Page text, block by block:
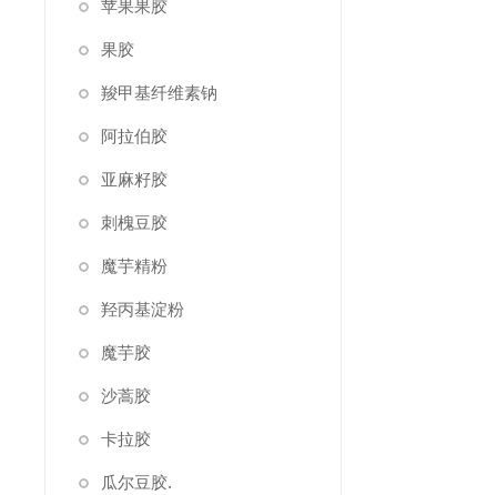
苹果果胶
果胶
羧甲基纤维素钠
阿拉伯胶
亚麻籽胶
刺槐豆胶
魔芋精粉
羟丙基淀粉
魔芋胶
沙蒿胶
卡拉胶
瓜尔豆胶.